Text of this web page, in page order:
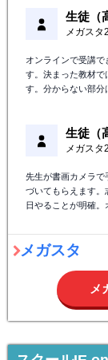
生徒（
メガスタ
オンラインで受講
す。決まった教材で
す。分からない部分
生徒（
メガスタ
先生が書画カメラで
づいてもらえます。
日やることが明確。
メガスタ
メ